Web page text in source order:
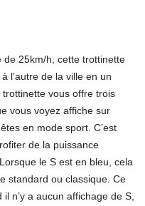
de 25km/h, cette trottinette
l’autre de la ville en un
vous offre trois
vous voyez affiche sur
en mode sport. C’est
de la puissance
le S est en bleu, cela
standard ou classique. Ce
n’y a aucun affichage de S,